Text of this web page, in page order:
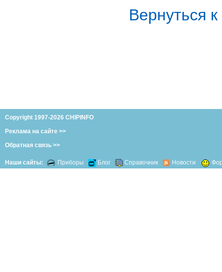
Вернуться
Copyright 1997-2026 CHIPINFO
Реклама на сайте >>
Обратная связь >>
Наши сайты: Приборы Блог Справочник Новости